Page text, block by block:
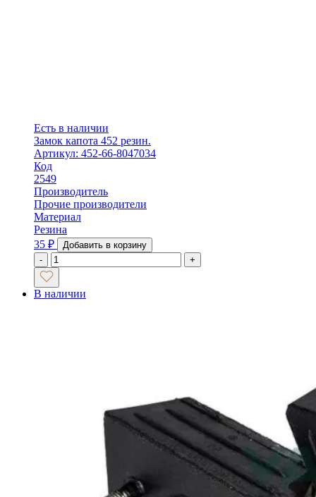
Есть в наличии
Замок капота 452 резин.
Артикул: 452-66-8047034
Код
2549
Производитель
Прочие производители
Материал
Резина
35 ₽
Добавить в корзину
-
+
В наличии